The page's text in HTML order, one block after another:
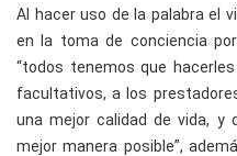
Al hacer uso de la palabra el
en la toma de conciencia
“todos tenemos que
facultativos, a los
una mejor calidad de vida, y
mejor manera posible”,